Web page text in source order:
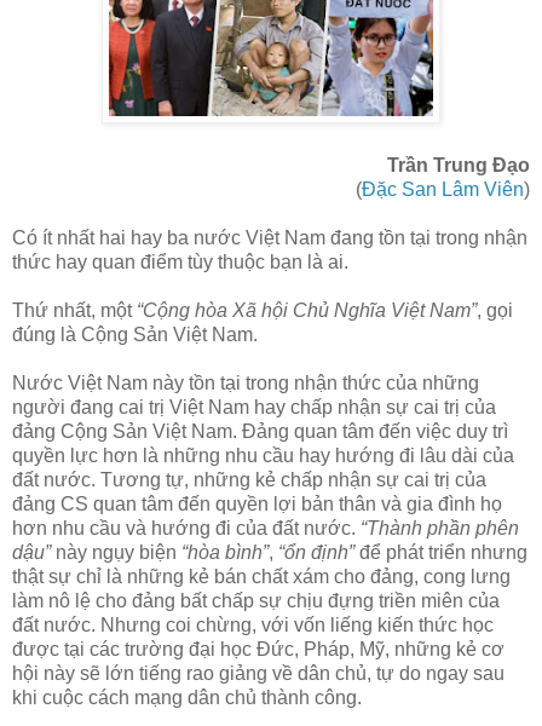
Trần Trung Đạo
(Đặc San Lâm Viên)
Có ít nhất hai hay ba nước Việt Nam đang tồn tại trong nhận
thức hay quan điểm tùy thuộc bạn là ai.
Thứ nhất, một “Cộng hòa Xã hội Chủ Nghĩa Việt Nam”, gọi
đúng là Cộng Sản Việt Nam.
Nước Việt Nam này tồn tại trong nhận thức của những
người đang cai trị Việt Nam hay chấp nhận sự cai trị của
đảng Cộng Sản Việt Nam. Đảng quan tâm đến việc duy trì
quyền lực hơn là những nhu cầu hay hướng đi lâu dài của
đất nước. Tương tự, những kẻ chấp nhận sự cai trị của
đảng CS quan tâm đến quyền lợi bản thân và gia đình họ
hơn nhu cầu và hướng đi của đất nước. “Thành phần phên
dậu”này ngụy biện “hòa bình”, “ổn định”để phát triển nhưng
thật sự chỉ là những kẻ bán chất xám cho đảng, cong lưng
làm nô lệ cho đảng bất chấp sự chịu đựng triền miên của
đất nước. Nhưng coi chừng, với vốn liếng kiến thức học
được tại các trường đại học Đức, Pháp, Mỹ, những kẻ cơ
hội này sẽ lớn tiếng rao giảng về dân chủ, tự do ngay sau
khi cuộc cách mạng dân chủ thành công.